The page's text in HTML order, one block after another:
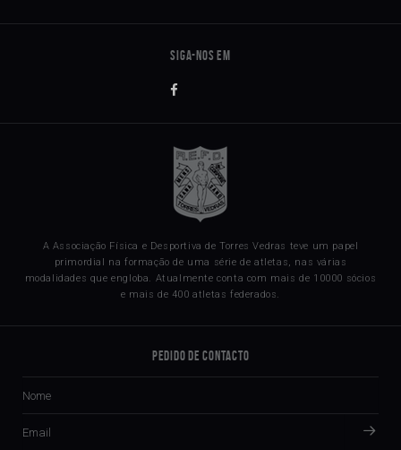
A Associação Física e Desportiva de Torres Vedras teve um papel
primordial na formação de uma série de atletas, nas várias
modalidades que engloba. Atualmente conta com mais de 10000 sócios
e mais de 400 atletas federados.
Pedido de Contacto